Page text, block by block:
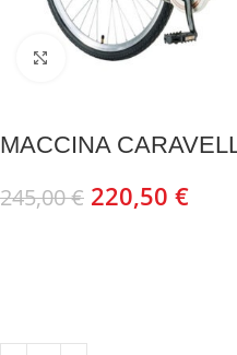
Kliknite za uvećanje
MACCINA
245,00€ 220,50 €